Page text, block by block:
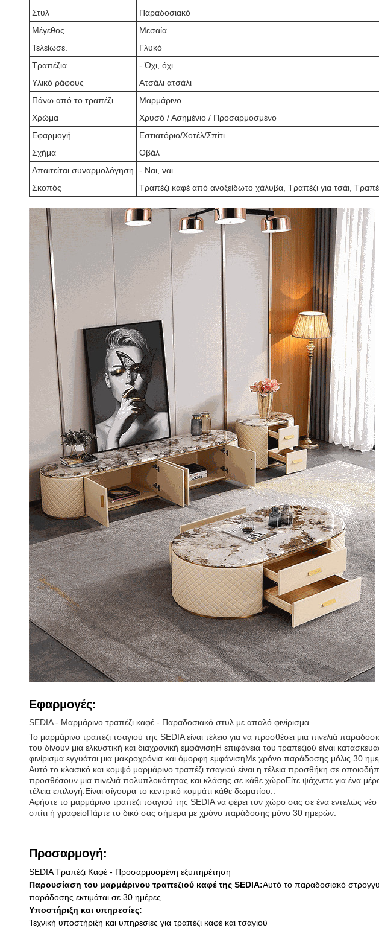
Στυλ
Παραδοσιακό
Μέγεθος
Μεσαία
Τελείωσε.
Γλυκό
Τραπέζια
- Όχι, όχι.
Υλικό ράφους
Ατσάλι ατσάλι
Πάνω από το τραπέζι
Μαρμάρινο
Χρώμα
Χρυσό / Ασημένιο / Προσαρμοσμένο
Εφαρμογή
Εστιατόριο/Χοτέλ/Σπίτι
Σχήμα
Οβάλ
Απαιτείται συναρμολόγηση
- Ναι, ναι.
Σκοπός
Τραπέζι καφέ από ανοξείδωτο χάλυβα, Τραπέζι για τσάι,
Εφαρμογές:
SEDIA - Μαρμάρινο τραπέζι καφέ - Παραδοσιακό στυλ με απαλό φινίρισμα
Το μαρμάρινο τραπέζι τσαγιού της SEDIA είναι τέλειο για να προσθέσει μια πινελιά
του δίνουν μια ελκυστική και διαχρονική εμφάνισηΗ επιφάνεια του τραπεζιού είναι
φινίρισμα εγγυάται μια μακροχρόνια και όμορφη εμφάνισηΜε χρόνο παράδοσης μόλις 30
Αυτό το κλασικό και κομψό μαρμάρινο τραπέζι τσαγιού είναι η τέλεια προσθήκη σε
προσθέσουν μια πινελιά πολυπλοκότητας και κλάσης σε κάθε χώροΕίτε ψάχνετε για ένα
τέλεια επιλογή.Είναι σίγουρα το κεντρικό κομμάτι κάθε δωματίου..
Αφήστε το μαρμάρινο τραπέζι τσαγιού της SEDIA να φέρει τον χώρο σας σε ένα εντελώς
σπίτι ή γραφείοΠάρτε το δικό σας σήμερα με χρόνο παράδοσης μόνο 30 ημερών.
Προσαρμογή:
SEDIA Τραπέζι Καφέ - Προσαρμοσμένη εξυπηρέτηση
Παρουσίαση του μαρμάρινου τραπεζιού καφέ της SEDIA:Αυτό το παραδοσιακό
παράδοσης εκτιμάται σε 30 ημέρες.
Υποστήριξη και υπηρεσίες:
Τεχνική υποστήριξη και υπηρεσίες για τραπέζι καφέ και τσαγιού